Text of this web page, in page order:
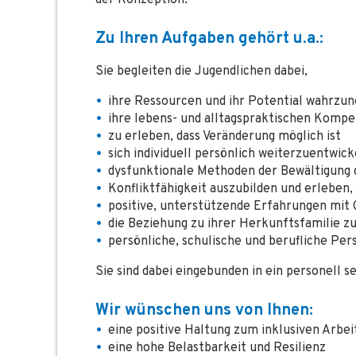
Zu Ihren Aufgaben gehört u.a.:
Sie begleiten die Jugendlichen dabei,
ihre Ressourcen und ihr Potential
ihre lebens- und alltagspraktischen
zu erleben, dass Veränderung möglich ist
sich individuell persönlich
dysfunktionale Methoden der
Konfliktfähigkeit auszubilden und
positive, unterstützende Erfahrungen mit
die Beziehung zu ihrer Herkunftsfamilie
persönliche, schulische und berufliche
Sie sind dabei eingebunden in ein personell
Wir wünschen uns von Ihnen:
eine positive Haltung zum inklusiven
eine hohe Belastbarkeit und Resilienz